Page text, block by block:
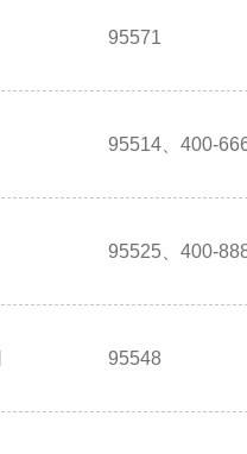
95571
95514、400-
95525、400-
95548